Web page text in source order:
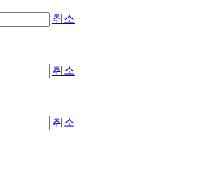
취소
취소
취소